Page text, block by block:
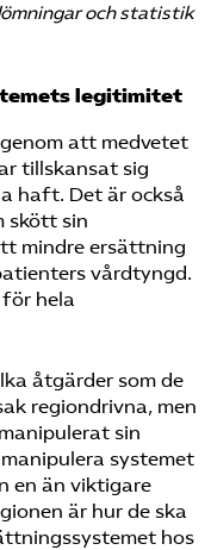
och statistik
legitimitet
att medvetet
tillskansat sig
haft. Det är också
skött sin
mindre ersättning
vårdtyngd.
hela
åtgärder som de
regiondrivna, men
sin
systemet
en än viktigare
är hur de ska
hos